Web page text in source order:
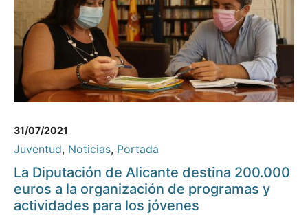
31/07/2021
Juventud, Noticias, Portada
La Diputación de Alicante destina 200.000
euros a la organización de programas y
actividades para los jóvenes